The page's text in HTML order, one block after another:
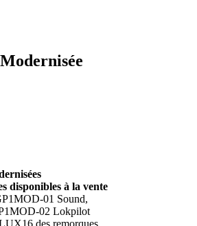
disponibles à la vente
01 Sound,
02 Lokpilot